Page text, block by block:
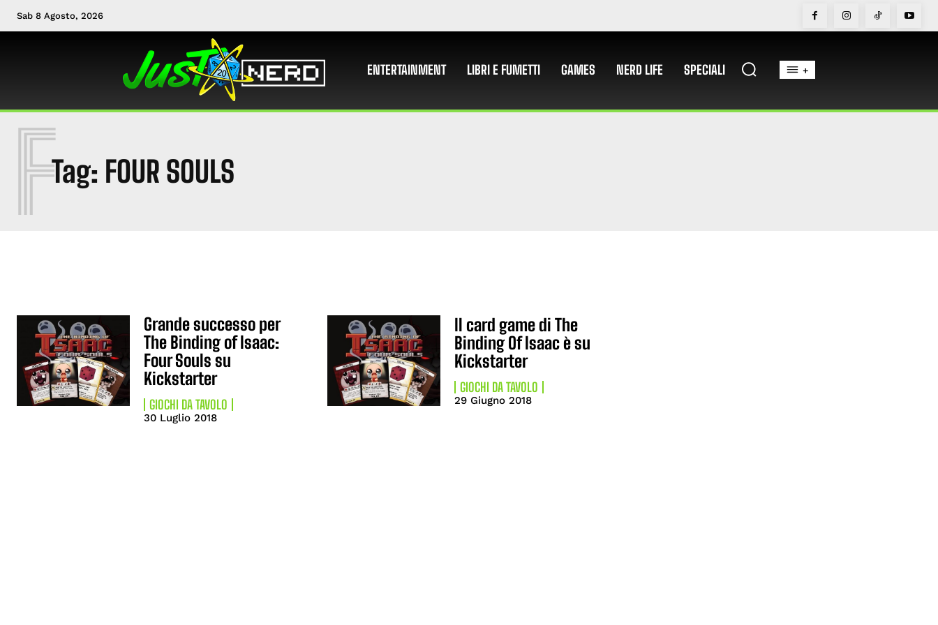
Sab 8 Agosto, 2026
ENTERTAINMENT LIBRI E FUMETTI GAMES NERD LIFE SPECIALI +
Tag: FOUR SOULS
F
Grande successo per
The Binding of Isaac:
Four Souls su
Kickstarter
GIOCHI DA TAVOLO
30 Luglio 2018
Il card game di The
Binding Of Isaac è su
Kickstarter
GIOCHI DA TAVOLO
29 Giugno 2018